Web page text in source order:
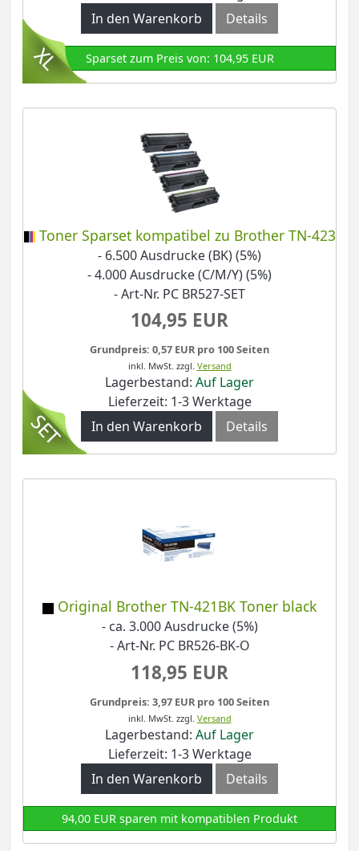
In den Warenkorb
Details
Sparset zum Preis von: 104,95 EUR
Toner Sparset kompatibel zu Brother TN-423
- 6.500 Ausdrucke (BK) (5%)
- 4.000 Ausdrucke (C/M/Y) (5%)
- Art-Nr. PC BR527-SET
104,95 EUR
Grundpreis: 0,57 EUR pro 100 Seiten
inkl. MwSt. zzgl. Versand
Lagerbestand: Auf Lager
Lieferzeit: 1-3 Werktage
In den Warenkorb
Details
Original Brother TN-421BK Toner black
- ca. 3.000 Ausdrucke (5%)
- Art-Nr. PC BR526-BK-O
118,95 EUR
Grundpreis: 3,97 EUR pro 100 Seiten
inkl. MwSt. zzgl. Versand
Lagerbestand: Auf Lager
Lieferzeit: 1-3 Werktage
In den Warenkorb
Details
94,00 EUR sparen mit kompatiblen Produkt